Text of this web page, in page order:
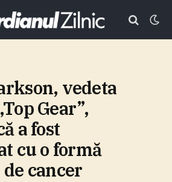
vedeta
Gear”,
a fost
cu o formă
cancer